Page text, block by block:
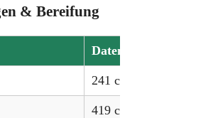
& Bereifung
Daten
241 cm (95,2 in)
419 cm (165 in)